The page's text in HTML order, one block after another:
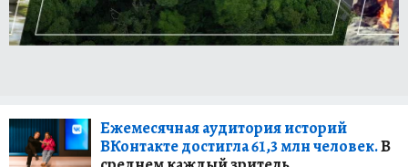
Ежемесячная аудитория историй
ВКонтакте достигла 61,3 млн человек.В